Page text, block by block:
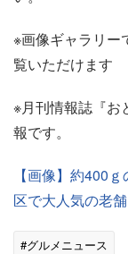
※画像ギャラリー
覧いただけます
※月刊情報誌『お
報です。
【画像】約400
区で大人気の老舗
#グルメニュース